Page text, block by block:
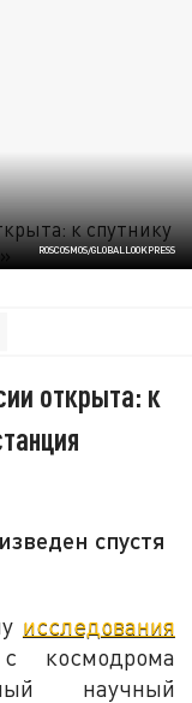
ROSCOSMOS/GLOBALLOOKPRESS
открыта: к
спустя
исследования
космодрома
научный